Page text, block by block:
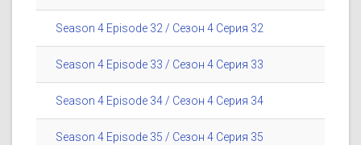
Season 4 Episode 32 / Сезон 4 Серия 32
Season 4 Episode 33 / Сезон 4 Серия 33
Season 4 Episode 34 / Сезон 4 Серия 34
Season 4 Episode 35 / Сезон 4 Серия 35